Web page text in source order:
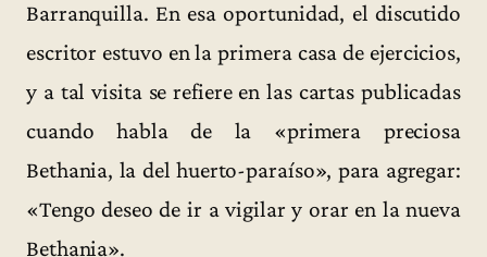
Barranquilla. En esa oportunidad, el discutido
escritor estuvo en la primera casa de ejercicios,
y a tal visita se refiere en las cartas publicadas
cuando habla de la «primera preciosa
Bethania, la del huerto-paraíso», para agregar:
«Tengo deseo de ir a vigilar y orar en la nueva
Bethania».